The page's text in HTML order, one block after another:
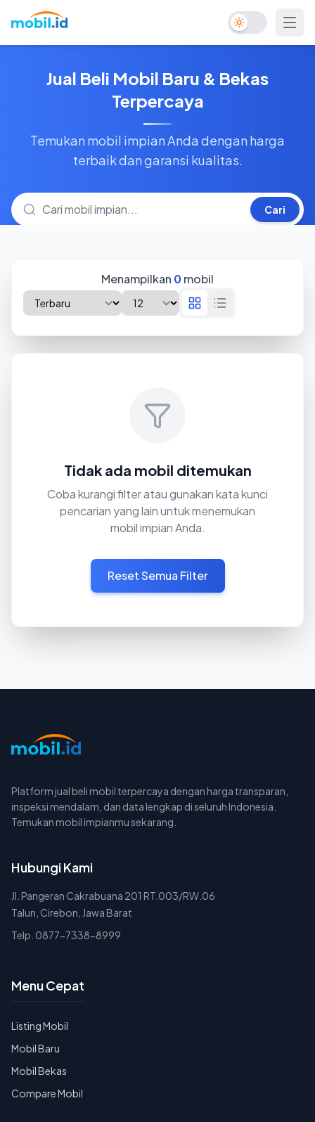
Toggle Dark
Jual Beli Mobil Baru & Bekas
Terpercaya
Temukan mobil impian Anda dengan harga
terbaik dan garansi kualitas.
Cari
Menampilkan 0mobil
Tidak ada mobil ditemukan
Coba kurangi filter atau gunakan kata kunci
pencarian yang lain untuk menemukan
mobil impian Anda.
Reset Semua Filter
Platform jual beli mobil terpercaya dengan harga transparan,
inspeksi mendalam, dan data lengkap di seluruh Indonesia.
Temukan mobil impianmu sekarang.
Hubungi Kami
Jl. Pangeran Cakrabuana 201 RT.003/RW.06
Talun, Cirebon, Jawa Barat
Telp. 0877-7338-8999
Menu Cepat
Listing Mobil
Mobil Baru
Mobil Bekas
Compare Mobil